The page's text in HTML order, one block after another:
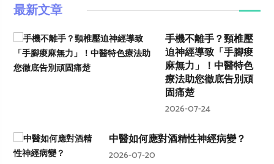
最新文章
手機不離手？頸椎壓
迫神經導致「手腳痠
麻無力」！中醫特色
療法助您徹底告別頑
固痛楚
2026-07-24
中醫如何應對酒精性神經病變？
2026-07-20